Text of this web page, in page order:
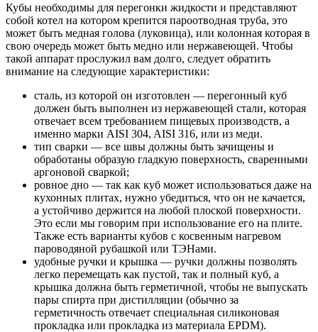
Кубы необходимы для перегонки жидкости и представляют
собой котел на котором крепится пароотводная труба, это
может быть медная голова (луковица), или колонная которая в
свою очередь может быть медно или нержавеющей. Чтобы
такой аппарат прослужил вам долго, следует обратить
внимание на следующие характеристики:
сталь, из которой он изготовлен — перегонный куб
должен быть выполнен из нержавеющей стали, которая
отвечает всем требованием пищевых производств, а
именно марки AISI 304, AISI 316, или из меди.
тип сварки — все швы должны быть зачищены и
обработаны образую гладкую поверхность, сваренными
аргоновой сваркой;
ровное дно — так как куб может использоваться даже на
кухонных плитах, нужно убедиться, что он не качается,
а устойчиво держится на любой плоской поверхности.
Это если мы говорим при использование его на плите.
Также есть варианты кубов с косвенным нагревом
пароводяной рубашкой или ТЭНами.
удобные ручки и крышка — ручки должны позволять
легко перемещать как пустой, так и полный куб, а
крышка должна быть герметичной, чтобы не выпускать
пары спирта при дистилляции (обычно за
герметичность отвечает специальная силиконовая
прокладка или прокладка из материала EPDM).